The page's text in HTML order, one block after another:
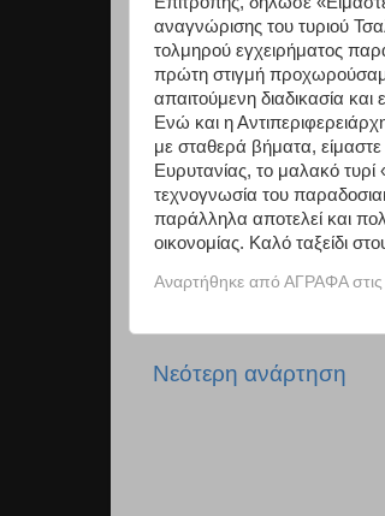
αναγνώρισης του τυριού
τολμηρού εγχειρήματος
πρώτη στιγμή
απαιτούμενη διαδικασία
Ενώ και η
με σταθερά βήματα,
Ευρυτανίας, το μαλακό
τεχνογνωσία του
παράλληλα αποτελεί και
οικονομίας. Καλό ταξείδι
Αναρτήθηκε από ΑΓΡΑΦΑ στις
Νεότερη ανάρτηση